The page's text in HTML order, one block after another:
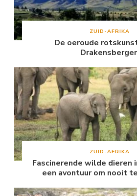
ZUID-AFRIKA
De oeroude
ZUID-AFRIKA
Fascinerende wilde dieren
een avontuur om nooit